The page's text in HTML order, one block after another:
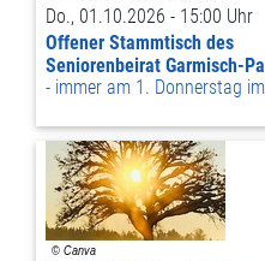
Do., 01.10.2026 - 15:00 Uhr
Offener Stammtisch des
Seniorenbeirat Garmisch-
immer am 1. Donnerstag